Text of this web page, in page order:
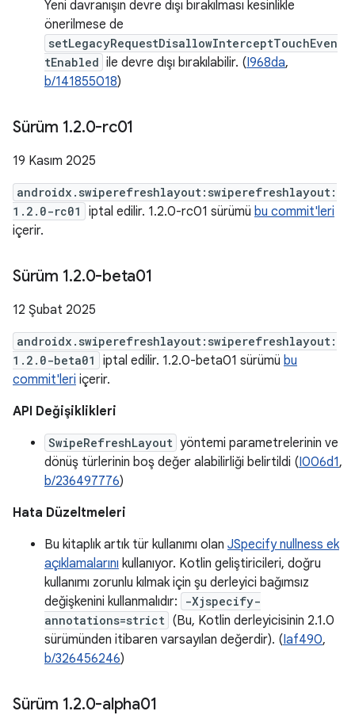
Yeni davranışın devre dışı bırakılması kesinlikle
önerilmese de
setLegacyRequestDisallowInterceptTouchEven
tEnabled ile devre dışı bırakılabilir. (I968da,
b/141855018)
Sürüm 1.2.0-rc01
19 Kasım 2025
androidx.swiperefreshlayout:swiperefreshlayout:
1.2.0-rc01
iptal edilir. 1.2.0-rc01 sürümü bu commit'leri
içerir.
Sürüm 1.2.0-beta01
12 Şubat 2025
androidx.swiperefreshlayout:swiperefreshlayout:
1.2.0-beta01
iptal edilir. 1.2.0-beta01 sürümü bu
commit'leri içerir.
API Değişiklikleri
SwipeRefreshLayout yöntemi parametrelerinin ve
dönüş türlerinin boş değer alabilirliği belirtildi (I006d1,
b/236497776)
Hata Düzeltmeleri
Bu kitaplık artık tür kullanımı olan JSpecify nullness ek
açıklamalarını kullanıyor. Kotlin geliştiricileri, doğru
kullanımı zorunlu kılmak için şu derleyici bağımsız
değişkenini kullanmalıdır:
-Xjspecify-
annotations=strict (Bu, Kotlin derleyicisinin 2.1.0
sürümünden itibaren varsayılan değerdir). (Iaf490,
b/326456246)
Sürüm 1.2.0-alpha01